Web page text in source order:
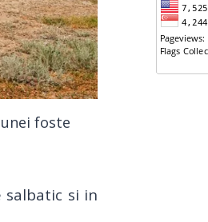
foste
salbatic si in